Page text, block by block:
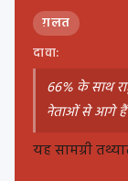
ग़लत
दावा:
66% के साथ
नेताओं से आगे हैं
यह सामग्री